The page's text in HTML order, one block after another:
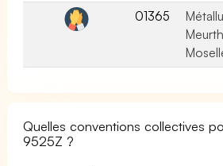
01365
Quelles conventions collectives
9525Z ?